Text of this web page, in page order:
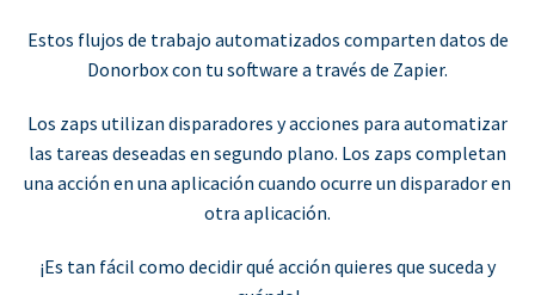
Estos flujos de trabajo automatizados comparten datos de
Donorbox con tu software a través de Zapier.
Los zaps utilizan disparadores y acciones para automatizar
las tareas deseadas en segundo plano. Los zaps completan
una acción en una aplicación cuando ocurre un disparador en
otra aplicación.
¡Es tan fácil como decidir qué acción quieres que suceda y